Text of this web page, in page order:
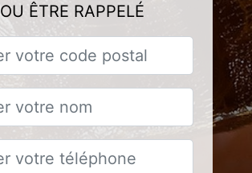
OU ÊTRE RAPPELÉ